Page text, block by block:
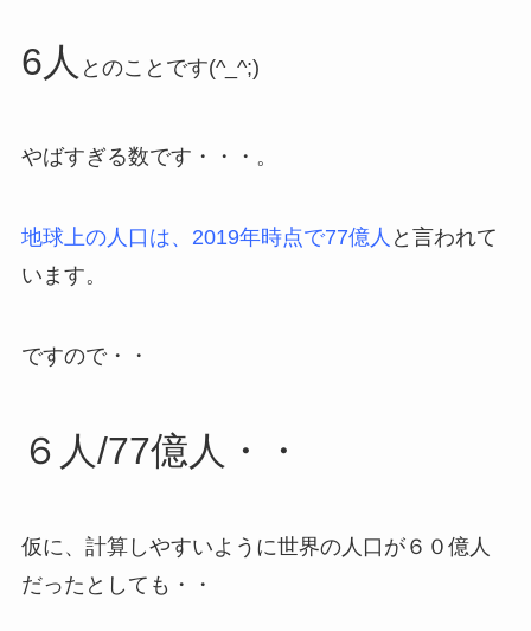
6人 とのことです(^_^;)
やばすぎる数です・・・。
地球上の人口は、2019年時点で77億人 と言われて
います。
ですので・・
６人/77億人・・
仮に、計算しやすいように世界の人口が６０億人
だったとしても・・